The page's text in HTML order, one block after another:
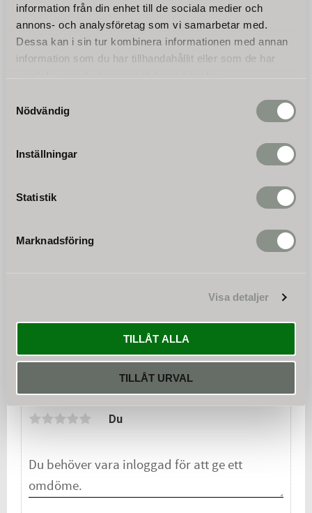
information från din enhet till de sociala medier och
annons- och analysföretag som vi samarbetar med.
Dessa kan i sin tur kombinera informationen med annan
information som du har tillhandahållit eller som de har
Nödvändig
Inställningar
Statistik
Marknadsföring
Visa detaljer
TILLÅT ALLA
TILLÅT URVAL
Du
KÖP
till det smarta valet för alla
KÖP
MGT-600